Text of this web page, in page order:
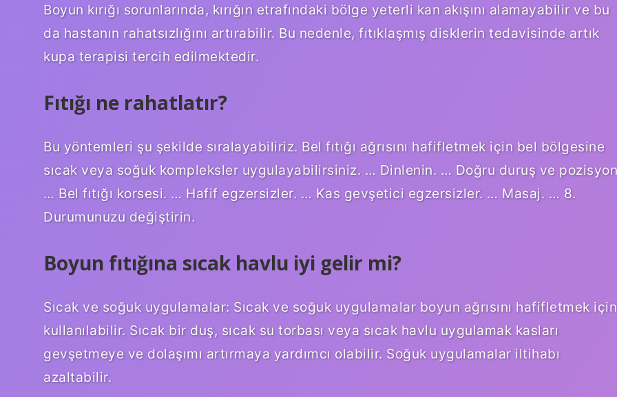
Boyun kırığı sorunlarında, kırığın etrafındaki bölge yeterli kan akışını alamayabilir ve bu
da hastanın rahatsızlığını artırabilir. Bu nedenle, fıtıklaşmış disklerin tedavisinde artık
kupa terapisi tercih edilmektedir.
Fıtığı ne rahatlatır?
Bu yöntemleri şu şekilde sıralayabiliriz. Bel fıtığı ağrısını hafifletmek için bel bölgesine
sıcak veya soğuk kompleksler uygulayabilirsiniz. … Dinlenin. … Doğru duruş ve
… Bel fıtığı korsesi. … Hafif egzersizler. … Kas gevşetici egzersizler. … Masaj. … 8.
Durumunuzu değiştirin.
Boyun fıtığına sıcak havlu iyi gelir mi?
Sıcak ve soğuk uygulamalar: Sıcak ve soğuk uygulamalar boyun ağrısını hafifletmek için
kullanılabilir. Sıcak bir duş, sıcak su torbası veya sıcak havlu uygulamak kasları
gevşetmeye ve dolaşımı artırmaya yardımcı olabilir. Soğuk uygulamalar iltihabı
azaltabilir.